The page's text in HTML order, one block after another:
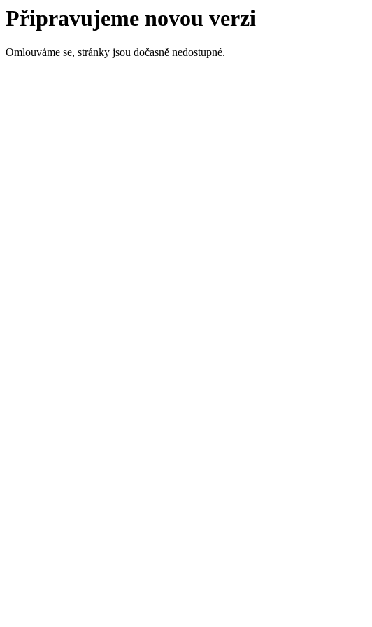
Připravujeme novou verzi
Omlouváme se, stránky jsou dočasně nedostupné.